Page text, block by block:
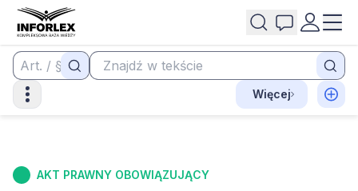
Więcej
AKT PRAWNY OBOWIĄZUJĄCY